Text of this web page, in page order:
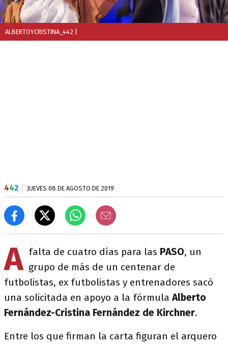
ALBERTOYCRISTINA_442
442 JUEVES 08 DE AGOSTO DE 2019
A falta de cuatro días para las PASO, un
grupo de más de un centenar de
futbolistas, ex futbolistas y entrenadores sacó
una solicitada en apoyo a la fórmulaAlberto
Fernández-Cristina Fernández de Kirchner.
Entre los que firman la carta figuran el arquero